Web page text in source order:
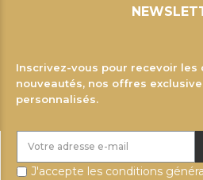
Inscrivez-vous pour recevoir les
nouveautés, nos offres
personnalisés.
J'accepte les conditions